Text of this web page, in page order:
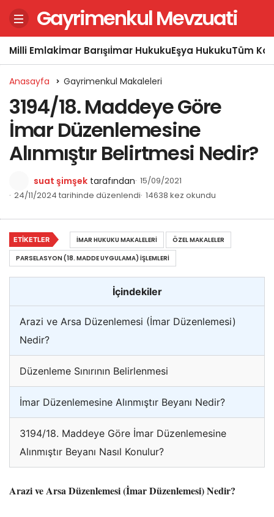
Gayrimenkul Mevzuati
Milli Emlakİmar Barışıİmar HukukuEşya HukukuTüm
Anasayfa Gayrimenkul Makaleleri
3194/18. Maddeye Göre
İmar Düzenlemesine
Alınmıştır Belirtmesi Nedir?
suat şimşek tarafından 15/09/2021
24/11/2024 tarihinde düzenlendi 14638 kez okundu
İçindekiler
Arazi ve Arsa Düzenlemesi (İmar Düzenlemesi)
Nedir?
Düzenleme Sınırının Belirlenmesi
İmar Düzenlemesine Alınmıştır Beyanı Nedir?
3194/18. Maddeye Göre İmar Düzenlemesine
Alınmıştır Beyanı Nasıl Konulur?
Arazi ve Arsa Düzenlemesi (İmar Düzenlemesi) Nedir?
ETIKETLER İMAR HUKUKU MAKALELERI
ÖZEL MAKALELER
PARSELASYON (18. MADDE UYGULAMA) İŞLEMLERI